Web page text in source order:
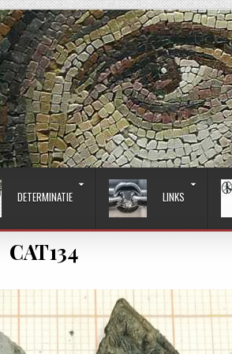
DETERMINATIE LINKS
CAT134